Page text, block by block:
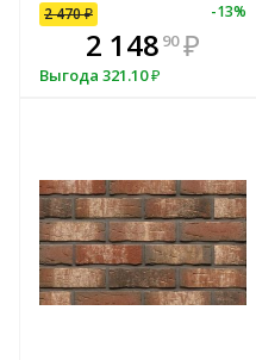
2 470₽ -13%
2 148 90 ₽
Выгода 321.10₽
В комплекте
всегда выгоднее!